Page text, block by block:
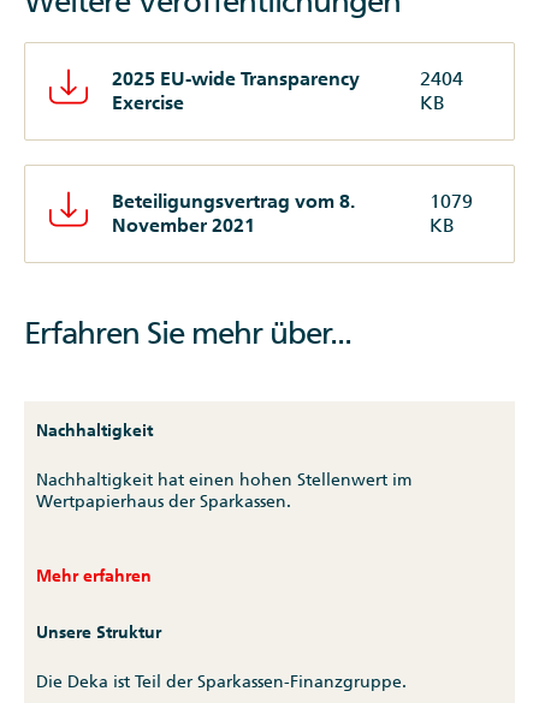
2025 EU-wide Transparency
Exercise
2404
KB
Beteiligungsvertrag vom 8.
November 2021
1079
KB
Erfahren Sie mehr über...
Nachhaltigkeit
Nachhaltigkeit hat einen hohen Stellenwert im
Wertpapierhaus der Sparkassen.
Mehr erfahren
Unsere Struktur
Die Deka ist Teil der Sparkassen-Finanzgruppe.